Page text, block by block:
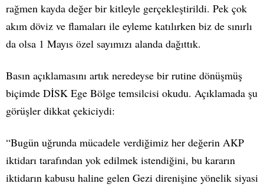
rağmen kayda değer bir kitleyle gerçekleştirildi. Pek çok
akım döviz ve flamaları ile eyleme katılırken biz de sınırlı
da olsa 1 Mayıs özel sayımızı alanda dağıttık.
Basın açıklamasını artık neredeyse bir rutine dönüşmüş
biçimde DİSK Ege Bölge temsilcisi okudu. Açıklamada şu
görüşler dikkat çekiciydi:
“Bugün uğrunda mücadele verdiğimiz her değerin AKP
iktidarı tarafından yok edilmek istendiğini, bu kararın
iktidarın kabusu haline gelen Gezi direnişine yönelik siyasi